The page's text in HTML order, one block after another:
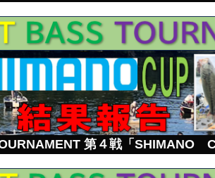
第４戦「SHIMANO